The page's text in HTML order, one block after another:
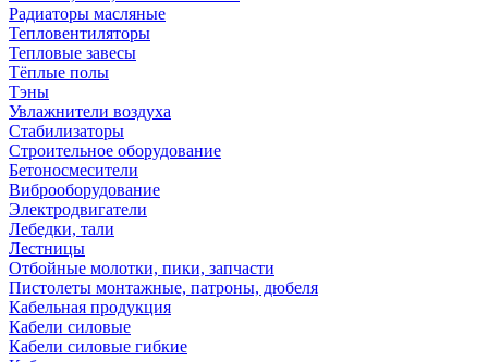
Радиаторы масляные
Тепловентиляторы
Тепловые завесы
Тёплые полы
Тэны
Увлажнители воздуха
Стабилизаторы
Строительное оборудование
Бетоносмесители
Виброоборудование
Электродвигатели
Лебедки, тали
Лестницы
Отбойные молотки, пики, запчасти
Пистолеты монтажные, патроны, дюбеля
Кабельная продукция
Кабели силовые
Кабели силовые гибкие